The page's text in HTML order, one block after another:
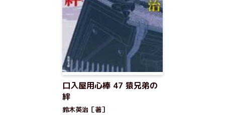
口入屋用心棒 47 猿兄弟の
絆
鈴木英治［著］